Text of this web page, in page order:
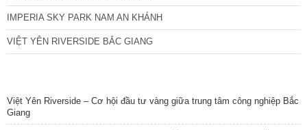
IMPERIA SKY PARK NAM AN KHÁNH
VIỆT YÊN RIVERSIDE BẮC GIANG
Việt Yên Riverside – Cơ hội đầu tư vàng giữa trung tâm công nghiệp Bắc
Giang